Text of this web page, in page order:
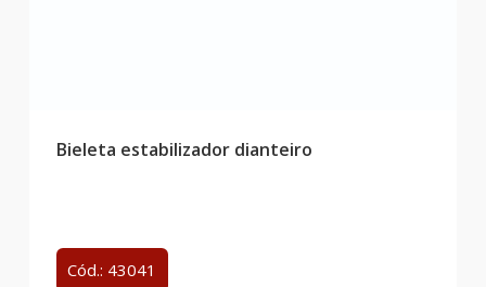
Bieleta estabilizador dianteiro
Cód.: 43041